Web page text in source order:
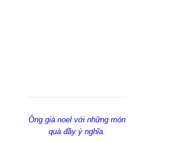
Ông già noel với những món
quà đầy ý nghĩa.